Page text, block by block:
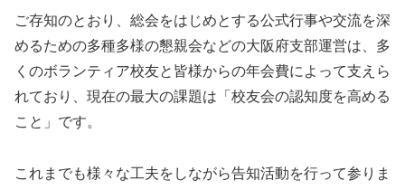
ご存知のとおり、総会をはじめとする公式行事や交流を深
めるための多種多様の懇親会などの大阪府支部運営は、多
くのボランティア校友と皆様からの年会費によって支えら
れており、現在の最大の課題は「校友会の認知度を高める
こと」です。
これまでも様々な工夫をしながら告知活動を行って参りま